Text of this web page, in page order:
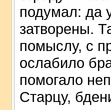
подумал: да
затворены.
помыслу, с
ослабило
помогало
Старцу,